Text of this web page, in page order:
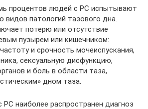
процентов людей с РС испытывают
видов патологий тазового дна.
потерю или отсутствие
пузырем или кишечником:
и срочность мочеиспускания,
сексуальную дисфункцию,
и боль в области таза,
дном таза.
наиболее распространен диагноз